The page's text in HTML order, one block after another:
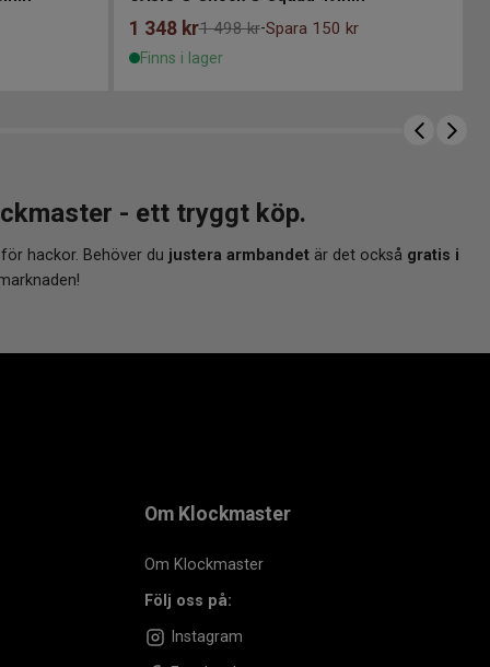
1 348 kr1 498 kr-Spara 150 kr
Finns i lager
- ett tryggt köp.
hackor. Behöver du justera armbandet är det också gratis i
Om Klockmaster
Om Klockmaster
Följ oss på:
Instagram